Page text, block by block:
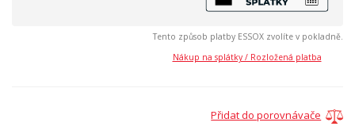
Tento způsob platby ESSOX zvolíte v pokladně.
Nákup na splátky / Rozložená platba
Přidat do porovnávače